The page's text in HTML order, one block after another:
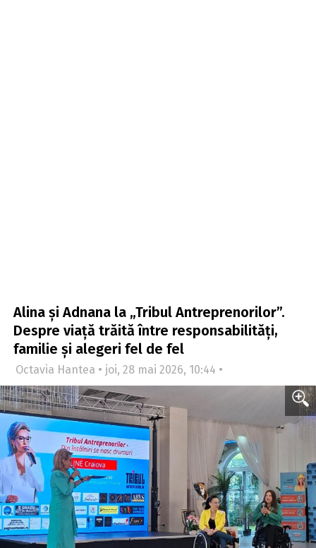
Alina și Adnana la „Tribul Antreprenorilor”.
Despre viață trăită între responsabilități,
familie și alegeri fel de fel
Octavia Hantea • joi, 28 mai 2026, 10:44 •